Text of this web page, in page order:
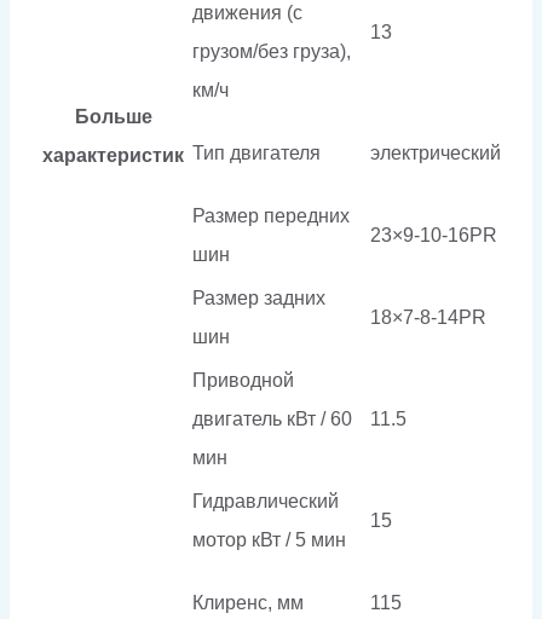
Больше
характеристик
движения (с
грузом/без груза),
км/ч
13
Тип двигателя электрический
Размер передних
шин
23×9-10-16PR
Размер задних
шин
18×7-8-14PR
Приводной
двигатель кВт / 60
мин
11.5
Гидравлический
мотор кВт / 5 мин
15
Клиренс, мм 115